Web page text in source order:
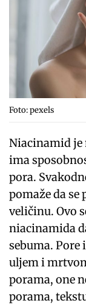
Foto: pexels
Niacinamid je
ima
pora.
pomaže da
veličinu. Ovo
niacinamida
sebuma. Pore
uljem i
porama, one
porama,